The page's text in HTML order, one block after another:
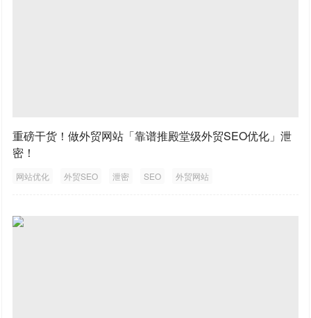
重磅干货！做外贸网站「靠谱推殿堂级外贸SEO优化」泄
密！
网站优化 外贸SEO 泄密 SEO 外贸网站